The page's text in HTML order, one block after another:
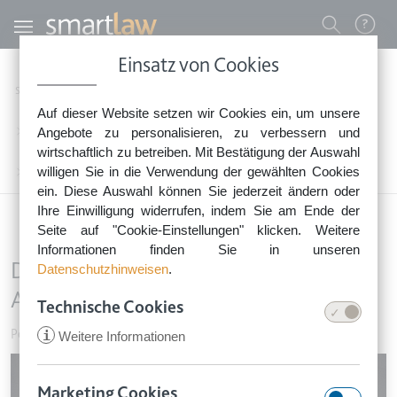
Einsatz von Cookies
Auf dieser Website setzen wir Cookies ein, um unsere
Angebote zu personalisieren, zu verbessern und
wirtschaftlich zu betreiben. Mit Bestätigung der Auswahl
willigen Sie in die Verwendung der gewählten Cookies
ein. Diese Auswahl können Sie jederzeit ändern oder
Ihre Einwilligung widerrufen, indem Sie am Ende der
Seite auf "Cookie-Einstellungen" klicken. Weitere
Informationen finden Sie in unseren
Datenschutzhinweisen.
Technische Cookies
i Weitere Informationen
Direkt zum Inhalt
0800 - 268 4 268 (kostenfrei)
Sie erreichen unser Service-Team:
Montag bis Freitag: 8-18 Uhr
Keine Rechtsberatung.
Benutzermenü
Startseite
Personalentwicklung & Arbeitsbedingungen
Die 13 größten Irrtümer im Arbeitsrecht
Die 13 größten Irrtümer im
Arbeitsrecht
Personalentwicklung & Arbeitsbedingungen
Image